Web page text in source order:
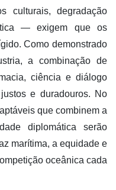
culturais, degradação
— exigem que os
Como demonstrado
a combinação de
ciência e diálogo
e duradouros. No
que combinem a
diplomática serão
marítima, a equidade e
oceânica cada